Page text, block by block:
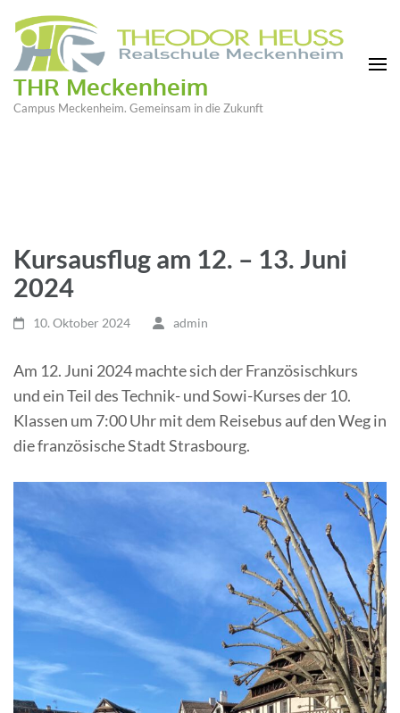
THR Meckenheim
Campus Meckenheim. Gemeinsam in die Zukunft
Kursausflug am 12. – 13. Juni
2024
10. Oktober 2024 admin
Am 12. Juni 2024 machte sich der Französischkurs
und ein Teil des Technik- und Sowi-Kurses der 10.
Klassen um 7:00 Uhr mit dem Reisebus auf den Weg in
die französische Stadt Strasbourg.